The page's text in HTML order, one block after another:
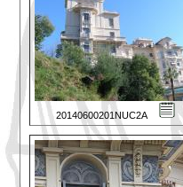
20140600201NUC2A